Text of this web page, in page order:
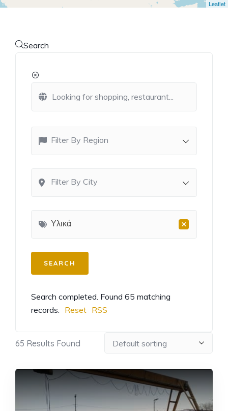
Leaflet
Search
Filter By Region
Filter By City
×
Υλικά
Search completed. Found 65 matching
records.
Reset RSS
65 Results Found